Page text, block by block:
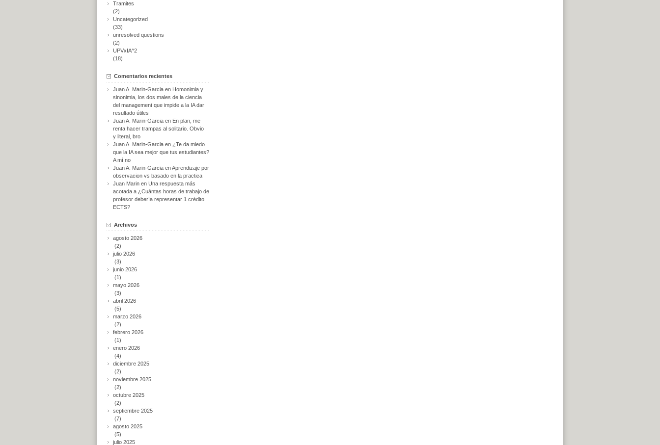
Tramites
(2)
Uncategorized
(33)
unresolved questions
(2)
UPVxIA^2
(18)
Comentarios recientes
Juan A. Marin-Garcia en Homonimia y
sinonimia, los dos males de la ciencia
del management que impide a la IA dar
resultado útiles
Juan A. Marin-Garcia en En plan, me
renta hacer trampas al solitario. Obvio
y literal, bro
Juan A. Marin-Garcia en ¿Te da miedo
que la IA sea mejor que tus estudiantes?
A mí no
Juan A. Marin-Garcia enAprendizaje por
observacion vs basado en la practica
Juan Marin en Una respuesta más
acotada a ¿Cuántas horas de trabajo de
profesor debería representar 1 crédito
ECTS?
Archivos
agosto 2026
(2)
julio 2026
(3)
junio 2026
(1)
mayo 2026
(3)
abril 2026
(5)
marzo 2026
(2)
febrero 2026
(1)
enero 2026
(4)
diciembre 2025
(2)
noviembre 2025
(2)
octubre 2025
(2)
septiembre 2025
(7)
agosto 2025
(5)
julio 2025